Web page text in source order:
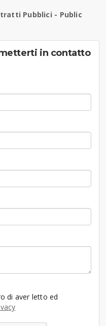
Pubblici - Public
in contatto
di aver letto ed